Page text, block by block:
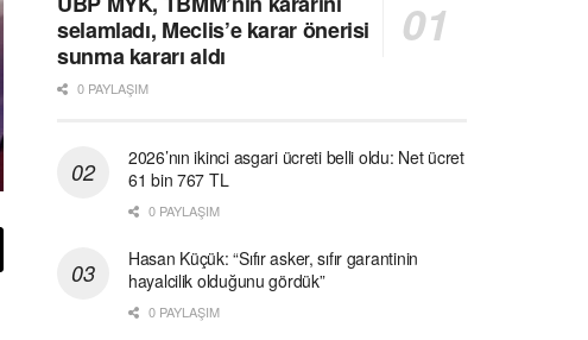
selamladı, Meclis’e karar önerisi
sunma kararı aldı
0 PAYLAŞIM
2026’nın ikinci asgari ücreti belli oldu: Net ücret
61 bin 767 TL
0 PAYLAŞIM
Hasan Küçük: “Sıfır asker, sıfır garantinin
hayalcilik olduğunu gördük”
0 PAYLAŞIM